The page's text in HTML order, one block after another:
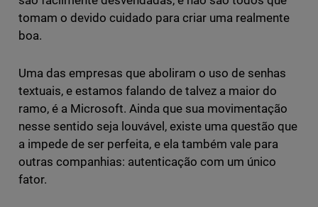
tomam o devido cuidado para criar uma realmente
boa.
Uma das empresas que aboliram o uso de senhas
textuais, e estamos falando de talvez a maior do
ramo, é a Microsoft. Ainda que sua movimentação
nesse sentido seja louvável, existe uma questão que
a impede de ser perfeita, e ela também vale para
outras companhias: autenticação com um único
fator.